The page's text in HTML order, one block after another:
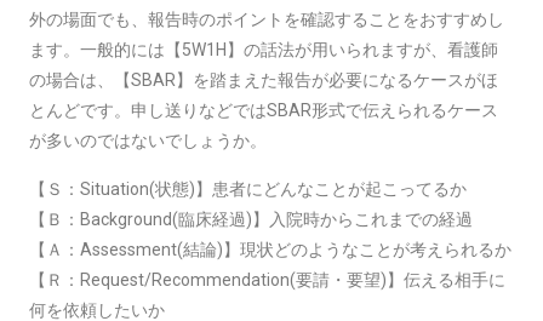
外の場面でも、報告時のポイントを確認することをおすすめし
ます。一般的には【5W1H】の話法が用いられますが、看護師
の場合は、【SBAR】を踏まえた報告が必要になるケースがほ
とんどです。申し送りなどではSBAR形式で伝えられるケース
が多いのではないでしょうか。
【Ｓ：Situation(状態)】患者にどんなことが起こってるか
【Ｂ：Background(臨床経過)】入院時からこれまでの経過
【Ａ：Assessment(結論)】現状どのようなことが考えられるか
【Ｒ：Request/Recommendation(要請・要望)】伝える相手に
何を依頼したいか